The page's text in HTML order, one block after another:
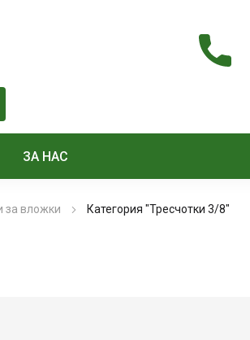
ЗА НАС
за вложки Категория "Тресчотки 3/8"